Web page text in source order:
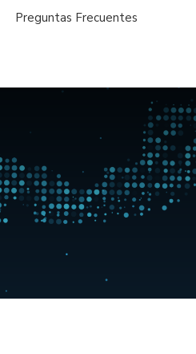
Preguntas Frecuentes